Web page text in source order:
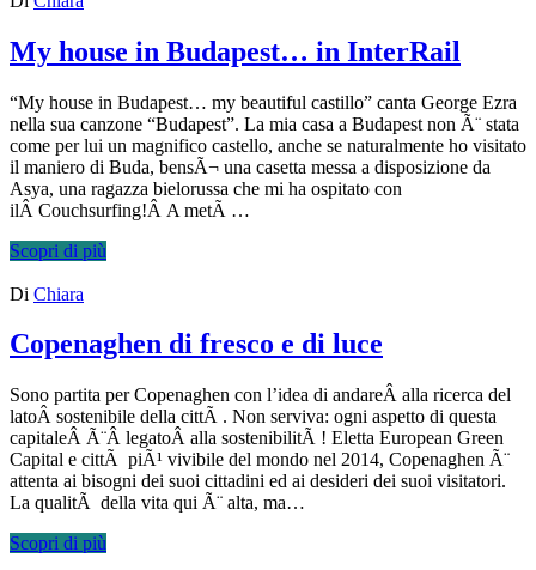
My house in Budapest… in InterRail
“My house in Budapest… my beautiful castillo” canta George Ezra
nella sua canzone “Budapest”. La mia casa a Budapest non Ã¨ stata
come per lui un magnifico castello, anche se naturalmente ho visitato
il maniero di Buda, bensÃ¬ una casetta messa a disposizione da
Asya, una ragazza bielorussa che mi ha ospitato con
ilÂ Couchsurfing!Â A metÃ …
Scopri di più
Di Chiara
Copenaghen di fresco e di luce
Sono partita per Copenaghen con l’idea di andareÂ alla ricerca del
latoÂ sostenibile della cittÃ . Non serviva: ogni aspetto di questa
capitaleÂ Ã¨Â legatoÂ alla sostenibilitÃ ! Eletta European Green
Capital e cittÃ piÃ¹ vivibile del mondo nel 2014, Copenaghen Ã¨
attenta ai bisogni dei suoi cittadini ed ai desideri dei suoi visitatori.
La qualitÃ della vita qui Ã¨ alta, ma…
Scopri di più